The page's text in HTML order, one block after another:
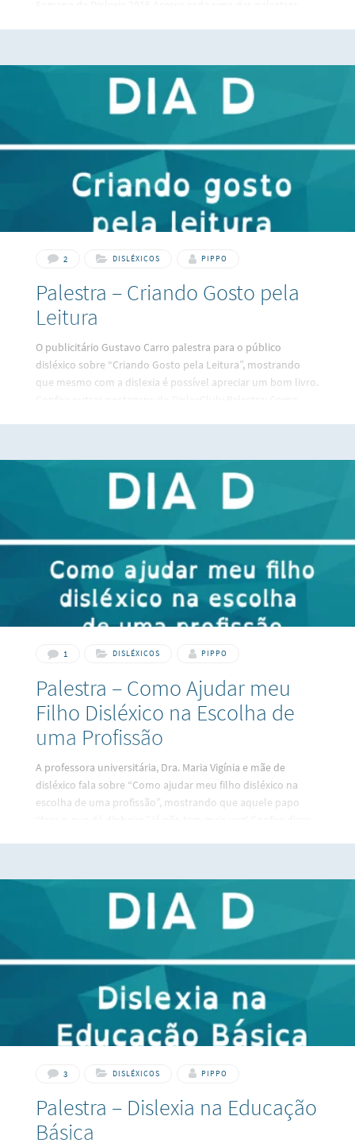
aqui) Usar a dislexia para estudar melhor (clique aqui)
2 DISLÉXICOS PIPPO
Palestra – Criando Gosto pela
Leitura
O publicitário Gustavo Carro palestra para o público
disléxico sobre “Criando Gosto pela Leitura”, mostrando
que mesmo com a dislexia é possível apreciar um bom livro.
ampara o aluno disléxico
1 DISLÉXICOS PIPPO
Palestra – Como Ajudar meu
Filho Disléxico na Escolha de
uma Profissão
A professora universitária, Dra. Maria Vigínia e mãe de
disléxico fala sobre “Como ajudar meu filho disléxico na
escolha de uma profissão”, mostrando que aquele papo
3 DISLÉXICOS PIPPO
Palestra – Dislexia na Educação
Básica